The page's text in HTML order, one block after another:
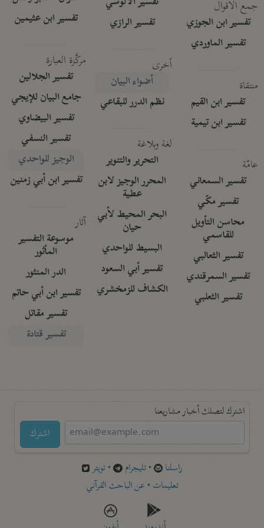
جمع الأقوال
تفسير ابن الجوزي
تفسير الماوردي
منتقاة
تفسير ابن القيم
تفسير ابن تيمية
عامّة
تفسير السمعاني
تفسير مكّي
محاسن التأويل
للقاسمي
تفسير الثعالبي
تفسير السمرقندي
تفسير الثعلبي
تفسير الرازي
أخرى
أضواء البيان
نظم الدرر للبقاعي
لغة وبلاغة
التحرير والتنوير
المحرر الوجيز لابن
عطية
البحر المحيط لأبي
حيان
البسيط للواحدي
تفسير أبي السعود
الكشاف للزمخشري
تفسير ابن عثيمين
مركَّزة العبارة
تفسير الجلالين
جامع البيان للإيجي
تفسير البيضاوي
تفسير النسفي
الوجيز للواحدي
تفسير ابن أبي زمنين
آثار
موسوعة التفسير
المأثور
الدر المنثور
تفسير ابن أبي حاتم
تفسير مقاتل
تفسير قتادة
اشترك لتصلك أخبار مشاريعنا
اشترك
راسلنا •تليجرام •تويتر
تعليمات •عن الباحث القرآني